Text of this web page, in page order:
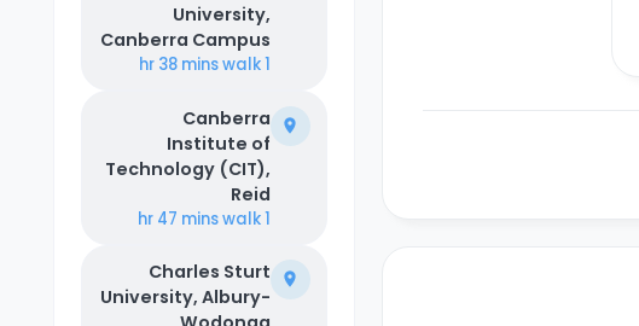
University,
Canberra Campus
1 hr 38 mins
walk
Canberra
Institute of
Technology (CIT),
Reid
1 hr 47 mins
walk
Charles Sturt
University, Albury-